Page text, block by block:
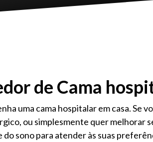
de Cama
uma cama hospitalar em casa. Se
ou simplesmente quer melhorar
sono para atender às suas